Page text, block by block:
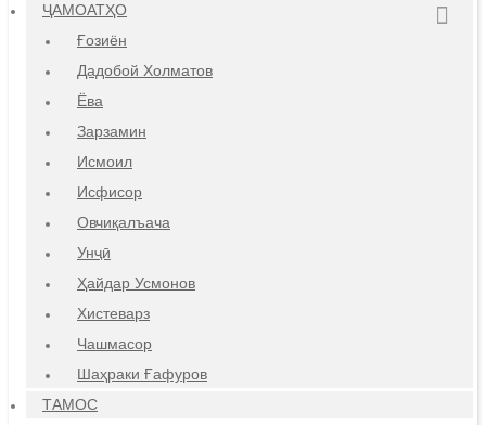
ҶАМОАТҲО
Ғозиён
Дадобой Холматов
Ёва
Зарзамин
Исмоил
Исфисор
Овчиқалъача
Унҷӣ
Ҳайдар Усмонов
Хистеварз
Чашмасор
Шаҳраки Ғафуров
ТАМОС